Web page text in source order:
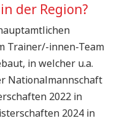
der Region?
Trainer/-innen-Team
in welcher u.a.
Nationalmannschaft
2022 in
2024 in